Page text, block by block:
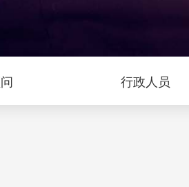
行政人员